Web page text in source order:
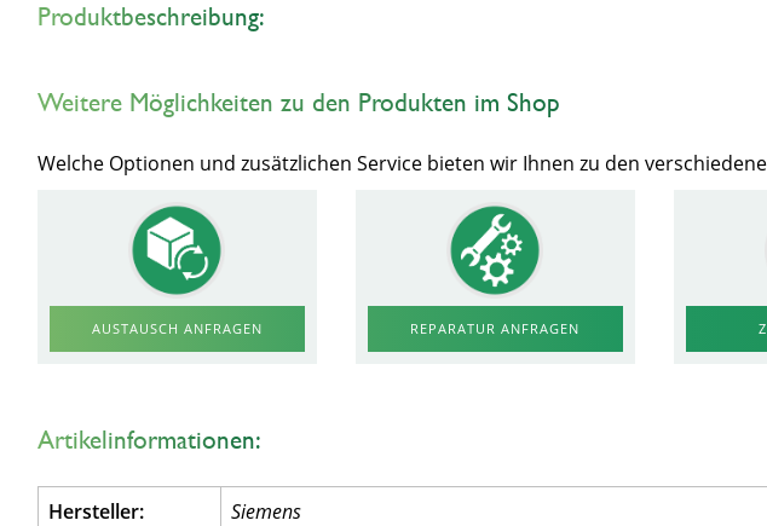
Produktbeschreibung:
Weitere Möglichkeiten zu den Produkten im Shop
Welche Optionen und zusätzlichen Service bieten wir Ihnen zu den
AUSTAUSCH ANFRAGEN REPARATUR ANFRAGEN
Artikelinformationen:
Hersteller:
Siemens